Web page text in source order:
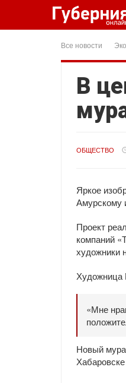
Все новости
В
ОБЩЕСТВО
Яркое
Амурскому
Проект
компаний
художники
Художница
«Мне
Новый